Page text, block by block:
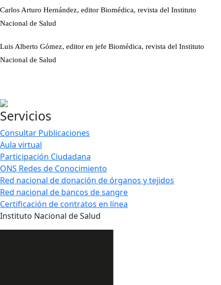
Carlos Arturo Hernández, editor Biomédica, revista del Instituto
Nacional de Salud
Luis Alberto Gómez, editor en jefe Biomédica, revista del Instituto
Nacional de Salud
Servicios
Consultar Publicaciones
Aula virtual
Participación Ciudadana
ONS Redes de Conocimiento
Red nacional de donación de órganos y tejidos
Red nacional de bancos de sangre
Certificación de contratos en línea
Instituto Nacional de Salud